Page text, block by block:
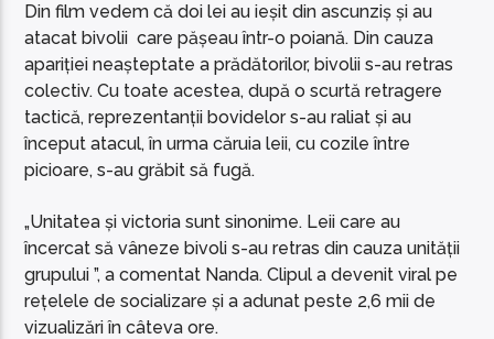
Din film vedem că doi lei au ieșit din ascunziș și au
atacat bivolii care pășeau într-o poiană. Din cauza
apariției neașteptate a prădătorilor, bivolii s-au retras
colectiv. Cu toate acestea, după o scurtă retragere
tactică, reprezentanții bovidelor s-au raliat și au
început atacul, în urma căruia leii, cu cozile între
picioare, s-au grăbit să fugă.
„Unitatea și victoria sunt sinonime. Leii care au
încercat să vâneze bivoli s-au retras din cauza unității
grupului ”, a comentat Nanda. Clipul a devenit viral pe
rețelele de socializare și a adunat peste 2,6 mii de
vizualizări în câteva ore.